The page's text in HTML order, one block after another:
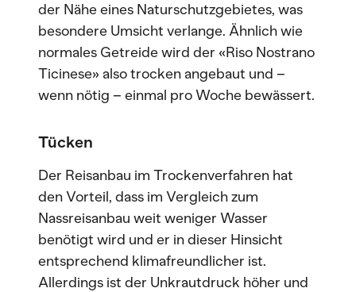
der Nähe eines Naturschutzgebietes, was
besondere Umsicht verlange. Ähnlich wie
normales Getreide wird der «Riso Nostrano
Ticinese» also trocken angebaut und –
wenn nötig – einmal pro Woche bewässert.
Tücken
Der Reisanbau im Trockenverfahren hat
den Vorteil, dass im Vergleich zum
Nassreisanbau weit weniger Wasser
benötigt wird und er in dieser Hinsicht
entsprechend klimafreundlicher ist.
Allerdings ist der Unkrautdruck höher und